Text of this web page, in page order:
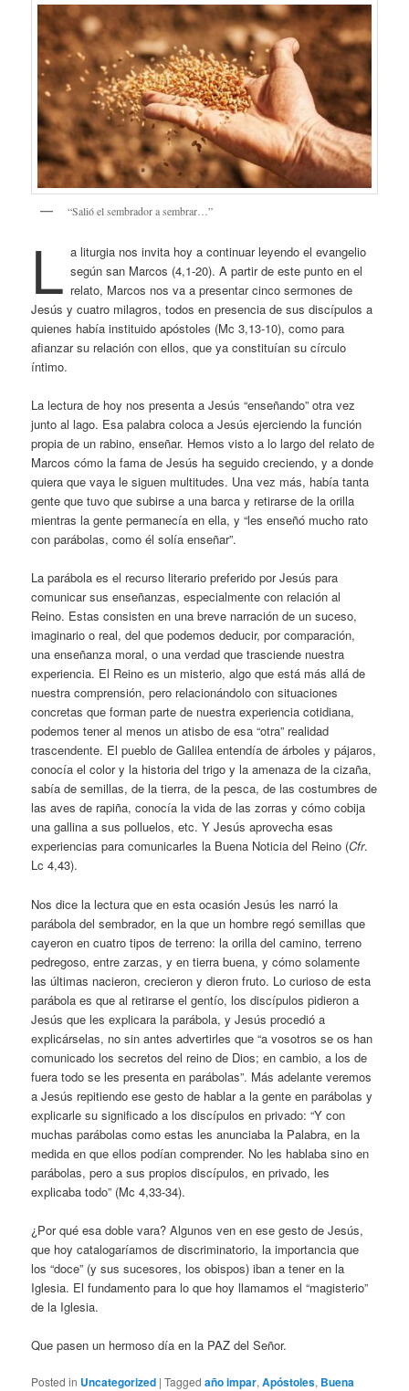
“Salió el sembrador a sembrar…”
L a liturgia nos invita hoy a continuar leyendo el evangelio
según san Marcos (4,1-20). A partir de este punto en el
relato, Marcos nos va a presentar cinco sermones de
Jesús y cuatro milagros, todos en presencia de sus discípulos a
quienes había instituido apóstoles (Mc 3,13-10), como para
afianzar su relación con ellos, que ya constituían su círculo
íntimo.
La lectura de hoy nos presenta a Jesús “enseñando” otra vez
junto al lago. Esa palabra coloca a Jesús ejerciendo la función
propia de un rabino, enseñar. Hemos visto a lo largo del relato de
Marcos cómo la fama de Jesús ha seguido creciendo, y a donde
quiera que vaya le siguen multitudes. Una vez más, había tanta
gente que tuvo que subirse a una barca y retirarse de la orilla
mientras la gente permanecía en ella, y “les enseñó mucho rato
con parábolas, como él solía enseñar”.
La parábola es el recurso literario preferido por Jesús para
comunicar sus enseñanzas, especialmente con relación al
Reino. Estas consisten en una breve narración de un suceso,
imaginario o real, del que podemos deducir, por comparación,
una enseñanza moral, o una verdad que trasciende nuestra
experiencia. El Reino es un misterio, algo que está más allá de
nuestra comprensión, pero relacionándolo con situaciones
concretas que forman parte de nuestra experiencia cotidiana,
podemos tener al menos un atisbo de esa “otra” realidad
trascendente. El pueblo de Galilea entendía de árboles y pájaros,
conocía el color y la historia del trigo y la amenaza de la cizaña,
sabía de semillas, de la tierra, de la pesca, de las costumbres de
las aves de rapiña, conocía la vida de las zorras y cómo cobija
una gallina a sus polluelos, etc. Y Jesús aprovecha esas
experiencias para comunicarles la Buena Noticia del Reino (Cfr.
Lc 4,43).
Nos dice la lectura que en esta ocasión Jesús les narró la
parábola del sembrador, en la que un hombre regó semillas que
cayeron en cuatro tipos de terreno: la orilla del camino, terreno
pedregoso, entre zarzas, y en tierra buena, y cómo solamente
las últimas nacieron, crecieron y dieron fruto. Lo curioso de esta
parábola es que al retirarse el gentío, los discípulos pidieron a
Jesús que les explicara la parábola, y Jesús procedió a
explicárselas, no sin antes advertirles que “a vosotros se os han
comunicado los secretos del reino de Dios; en cambio, a los de
fuera todo se les presenta en parábolas”. Más adelante veremos
a Jesús repitiendo ese gesto de hablar a la gente en parábolas y
explicarle su significado a los discípulos en privado: “Y con
muchas parábolas como estas les anunciaba la Palabra, en la
medida en que ellos podían comprender. No les hablaba sino en
parábolas, pero a sus propios discípulos, en privado, les
explicaba todo” (Mc 4,33-34).
¿Por qué esa doble vara? Algunos ven en ese gesto de Jesús,
que hoy catalogaríamos de discriminatorio, la importancia que
los “doce” (y sus sucesores, los obispos) iban a tener en la
Iglesia. El fundamento para lo que hoy llamamos el “magisterio”
de la Iglesia.
Que pasen un hermoso día en la PAZ del Señor.
Posted in Uncategorized |Tagged año impar,Apóstoles, Buena